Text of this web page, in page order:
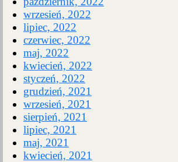
wrzesień, 2022
lipiec, 2022
czerwiec, 2022
maj, 2022
kwiecień, 2022
styczeń, 2022
grudzień, 2021
wrzesień, 2021
sierpień, 2021
lipiec, 2021
maj, 2021
kwiecień, 2021